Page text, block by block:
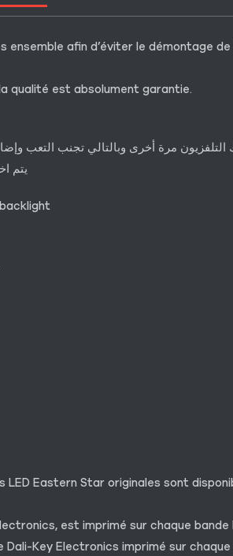
ensemble afin d’éviter le
qualité est absolument garantie.
التلفزيون مرة أخرى وبالتالي تجنب التعب
يتم
Eastern Star originales sont
est imprimé sur chaque bande
Key Electronics imprimé sur